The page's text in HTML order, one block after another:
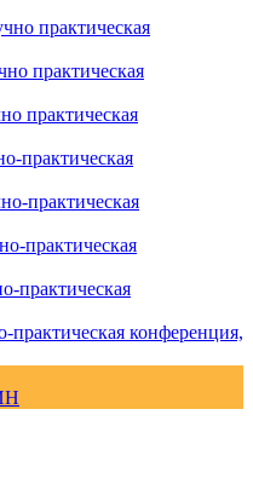
практическая
практическая
практическая
практическая
практическая
практическая
практическая
конференция,